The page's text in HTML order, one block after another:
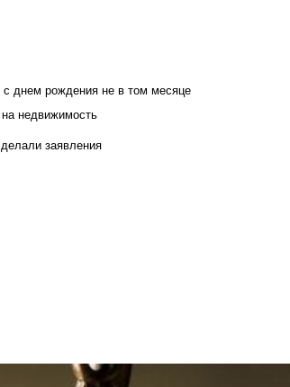
с днем рождения не в том месяце
недвижимость
заявления